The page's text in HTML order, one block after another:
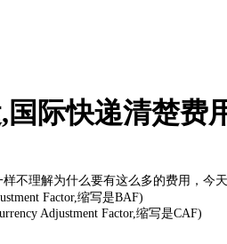
国际快递清楚
不理解为什么要有这么多的费用，今天
Factor, 缩写是BAF)
Adjustment Factor,缩写是CAF)